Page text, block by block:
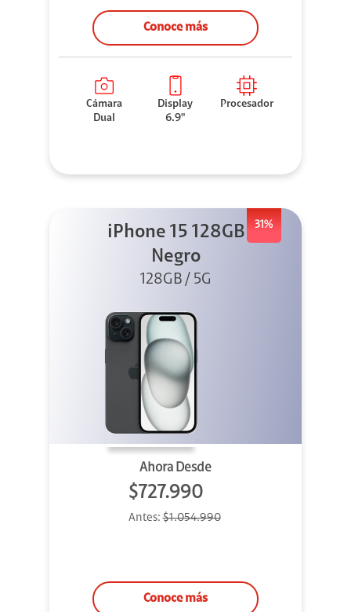
Conoce más
Cámara
Dual
Display
6.9"
Procesador
31%
iPhone 15 128GB
Negro
128GB / 5G
Ahora Desde
$727.990
Antes:$1.054.990
Conoce más